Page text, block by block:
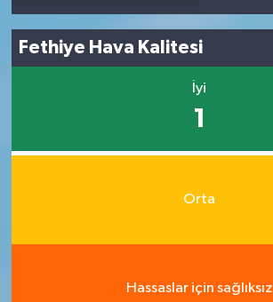
Fethiye Hava Kalitesi
İyi
1
Orta
Hassaslar için sağlıksız